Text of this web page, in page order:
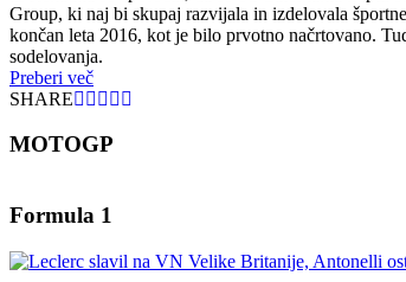
Group, ki naj bi skupaj razvijala in izdelovala
končan leta 2016, kot je bilo prvotno načrtovano.
sodelovanja.
Preberi več
SHARE
MOTOGP
Formula 1